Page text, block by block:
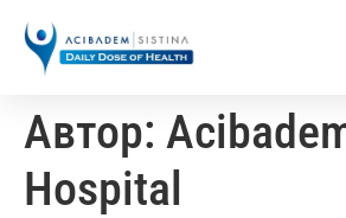
Автор:
Hospital